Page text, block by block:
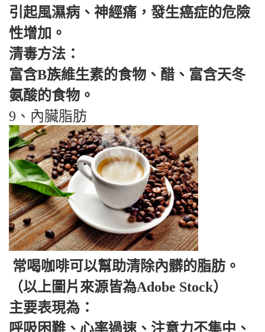
引起風濕病、神經痛，發生癌症的危險
性增加。
清毒方法：
富含B族維生素的食物、醋、富含天冬
氨酸的食物。
9、內臟脂肪
常喝咖啡可以幫助清除內髒的脂肪。
（以上圖片來源皆為Adobe Stock）
主要表現為：
呼吸困難、心率過速、注意力不集中、